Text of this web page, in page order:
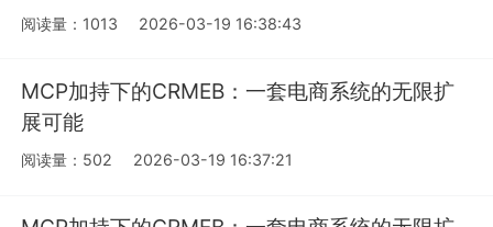
阅读量：1013 2026-03-19 16:38:43
MCP加持下的CRMEB：一套电商系统的无限扩
展可能
阅读量：502 2026-03-19 16:37:21